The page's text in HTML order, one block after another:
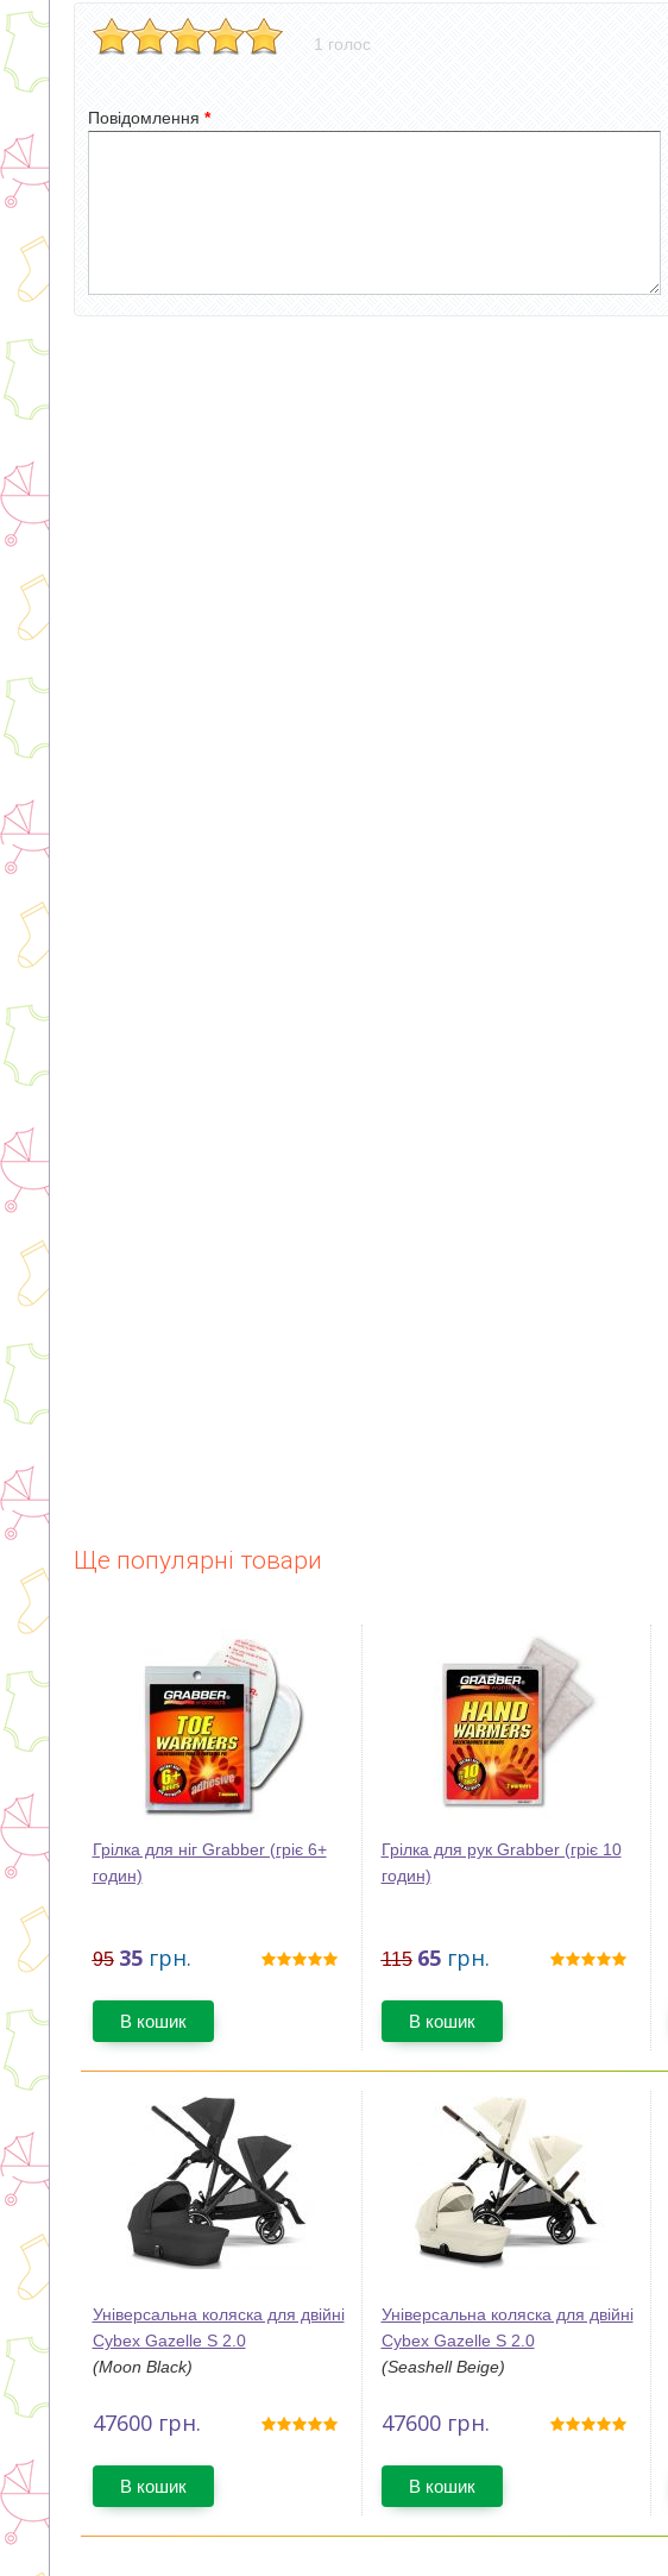
1 голос
Повідомлення *
Ще популярні товари
Грілка для ніг Grabber (гріє 6+
годин)
95 35 грн.
В кошик
Грілка для рук Grabber (гріє 10
годин)
115 65 грн.
В кошик
Універсальна коляска для двійні
Cybex Gazelle S 2.0
(Moon Black)
47600грн.
В кошик
Універсальна коляска для двійні
Cybex Gazelle S 2.0
(Seashell Beige)
47600грн.
В кошик